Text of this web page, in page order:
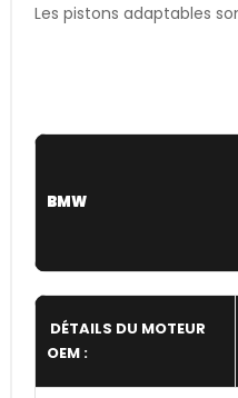
Les pistons adaptables
BMW
DÉTAILS DU MOTEUR
OEM :